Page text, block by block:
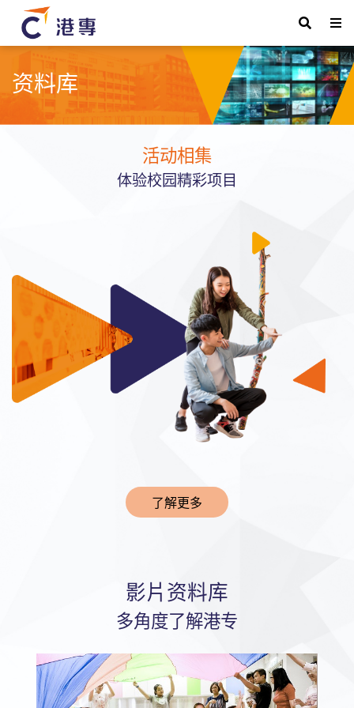
资料库
活动相集
体验校园精彩项目
了解更多
影片资料库
多角度了解港专